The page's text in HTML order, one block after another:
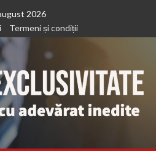
2026
Termeni și condiții